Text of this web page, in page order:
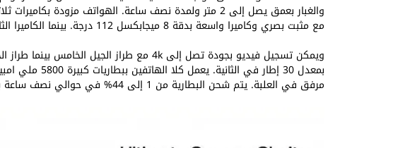
مع مثبت بصري وكاميرا واسعة بدقة 8 ميجابكسل 112 درجة. بينما الكاميرا الثالثة بدقة 2 ميجابكسل ماكرو للتصوير عن قرب.
مرفق في العلبة. يتم شحن البطارية من 1 إلى 44% في حوالي نصف ساعة بإستخدام الشاحن السريع SuperVOOC.